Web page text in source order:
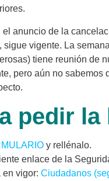
anuncio de la
sigue vigente. La
tiene reunión de
pero aún no sabemos
pedir
y rellénalo.
enlace de la
vigor: Ciudadanos